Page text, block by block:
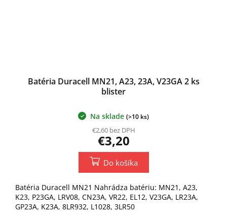
Batéria Duracell MN21, A23, 23A, V23GA 2 ks
blister
Na sklade (>10 ks)
€2,60 bez DPH
€3,20
Do košíka
Batéria Duracell MN21 Nahrádza batériu: MN21, A23,
K23, P23GA, LRV08, CN23A, VR22, EL12, V23GA, LR23A,
GP23A, K23A, 8LR932, L1028, 3LR50